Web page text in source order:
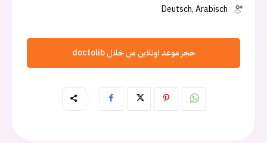
Deutsch, Arabisch
حجز موعد اونلاين من خلال doctolib